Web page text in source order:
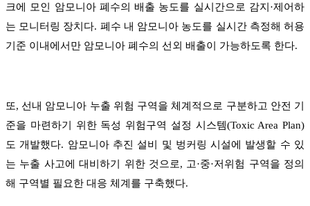
크에 모인 암모니아 폐수의 배출 농도를 실시간으로 감지·제어하
는 모니터링 장치다. 폐수 내 암모니아 농도를 실시간 측정해 허용
기준 이내에서만 암모니아 폐수의 선외 배출이 가능하도록 한다.
또, 선내 암모니아 누출 위험 구역을 체계적으로 구분하고 안전 기
준을 마련하기 위한 독성 위험구역 설정 시스템(Toxic Area Plan)
도 개발했다. 암모니아 추진 설비 및 벙커링 시설에 발생할 수 있
는 누출 사고에 대비하기 위한 것으로, 고·중·저위험 구역을 정의
해 구역별 필요한 대응 체계를 구축했다.